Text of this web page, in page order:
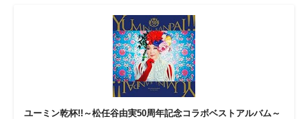
ユーミン乾杯!!～松任谷由実50周年記念コラボベストアルバム～